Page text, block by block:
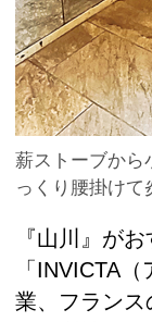
薪ストーブから
っくり腰掛けて
『山川』が
「INVICTA
業、フラン